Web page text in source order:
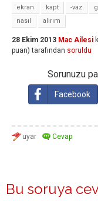
ekran kapt -vaz
nasıl
alırım
28 Ekim 2013 Mac Ailesi
puan) tarafından soruldu
Sorunuzu
Facebook
Bu soruya